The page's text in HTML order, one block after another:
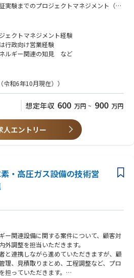
実験までのプロジェクトマネジメント（社
供・情報収集、事業提案、連携強化
参加（準備からプレゼンまで）
ギーの導入提案や脱炭素関連のニーズヒア
ー協議会との連携
みを持つ同社においては、社会的な要望が
けた「水素エネルギー事業」の展開に注力
体から地場主力企業までの様々な組織が会
作・現地工事
設置工事、法定検査
入 ／ 現地工事
ンテナンス
作・現地工事
工事、保守運用、メンテナンス
体など（福井県、福井市、敦賀市、坂井
ェクトマネジメント経験
行政向け営業経験
ルギー関連の知見 など
令和6年10月現在））
想定年収 600 万円 ~ 900 万円
人エントリー
・高圧ガス設備の技術営
ー関連設備に関する案件について、顧客対
調整を担当いただきます。
と連携しながら進めていただきますが、顧
理、見積取りまとめ、工程調整など、プロ
っていただきます。